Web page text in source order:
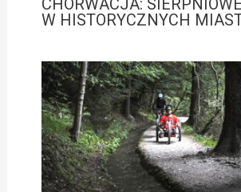
CHORWACJA:
W HISTORYCZNYCH